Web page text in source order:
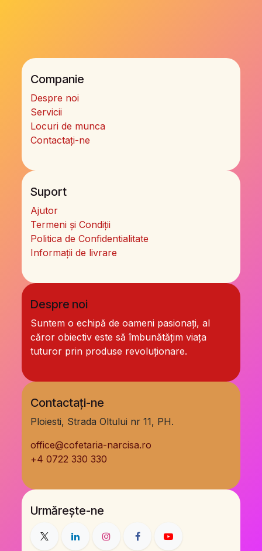
Companie
Despre noi
Servicii
Locuri de munca
Contactați-ne
Suport
Ajutor
Termeni și Condiții
Politica de Confidentialitate
Informații de livrare
Despre noi
Suntem o echipă de oameni pasionați, al
căror obiectiv este să îmbunătățim viața
tuturor prin produse revoluționare.
Contactați-ne
Ploiesti, Strada Oltului nr 11, PH.
office@cofetaria-narcisa.ro
+4 0722 330 330
Urmărește-ne